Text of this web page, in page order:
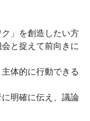
」を創造したい方
と捉えて前向きに
体的に行動できる
明確に伝え、議論